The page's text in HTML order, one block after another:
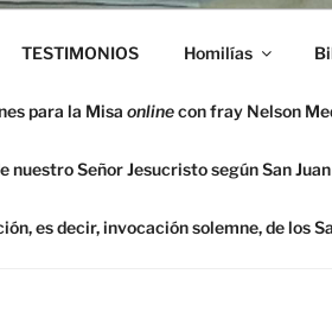
TESTIMONIOS Homilías
para la Misa onlinecon fray Nelson
nuestro Señor Jesucristo según San
es decir, invocación solemne, de los